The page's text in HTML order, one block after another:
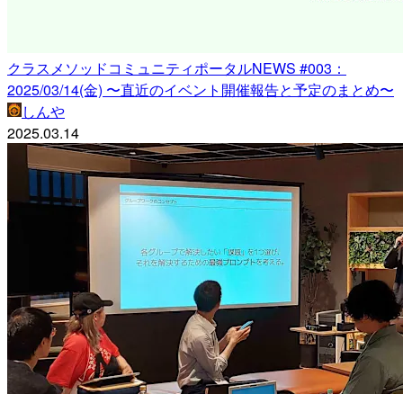
クラスメソッドコミュニティポータルNEWS #003：
2025/03/14(金) 〜直近のイベント開催報告と予定のまとめ〜
しんや
2025.03.14